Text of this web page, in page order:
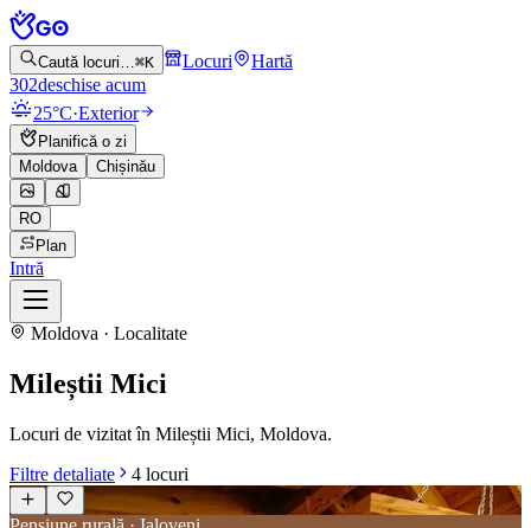
Caută locuri…⌘K Locuri
Hartă
302deschise acum
25°C·Exterior
Planifică o zi
Moldova
Chișinău
RO
Plan
Intră
Moldova · Localitate
Mileștii Mici
Locuri de vizitat în Mileștii Mici, Moldova.
Filtre detaliate
4 locuri